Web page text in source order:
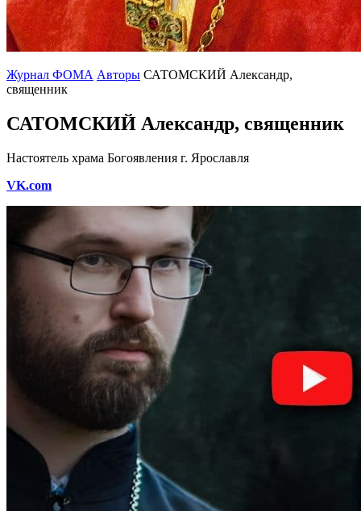
Журнал ФОМА Авторы САТОМСКИЙ Александр,
священник
САТОМСКИЙ Александр, священник
Настоятель храма Богоявления г. Ярославля
VK.com